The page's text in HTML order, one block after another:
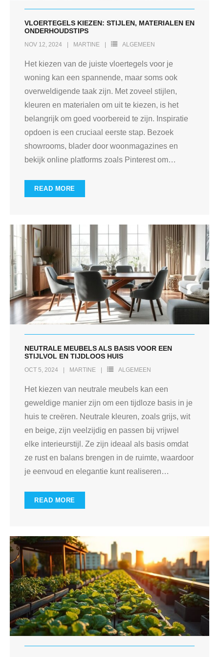
VLOERTEGELS KIEZEN: STIJLEN, MATERIALEN EN
ONDERHOUDSTIPS
NOV 12, 2024 MARTINE ALGEMEEN
Het kiezen van de juiste vloertegels voor je
woning kan een spannende, maar soms ook
overweldigende taak zijn. Met zoveel stijlen,
kleuren en materialen om uit te kiezen, is het
belangrijk om goed voorbereid te zijn. Inspiratie
opdoen is een cruciaal eerste stap. Bezoek
showrooms, blader door woonmagazines en
bekijk online platforms zoals Pinterest om…
READ MORE
NEUTRALE MEUBELS ALS BASIS VOOR EEN
STIJLVOL EN TIJDLOOS HUIS
OCT 5, 2024 MARTINE ALGEMEEN
Het kiezen van neutrale meubels kan een
geweldige manier zijn om een tijdloze basis in je
huis te creëren. Neutrale kleuren, zoals grijs, wit
en beige, zijn veelzijdig en passen bij vrijwel
elke interieurstijl. Ze zijn ideaal als basis omdat
ze rust en balans brengen in de ruimte, waardoor
je eenvoud en elegantie kunt realiseren…
READ MORE